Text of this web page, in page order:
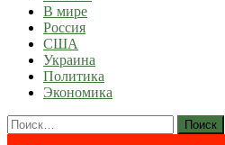
lentaruss
lentaruss — Новости
В мире
Россия
США
Украина
Политика
Экономика
Найти: